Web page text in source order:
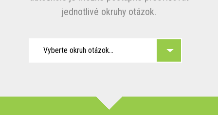
jednotlivé okruhy otázok.
Vyberte okruh otázok...